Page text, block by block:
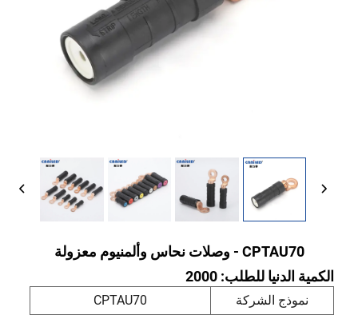
CPTAU70 - وصلات نحاس وألمنيوم معزولة
الكمية الدنيا للطلب: 2000
نموذج الشركة
CPTAU70